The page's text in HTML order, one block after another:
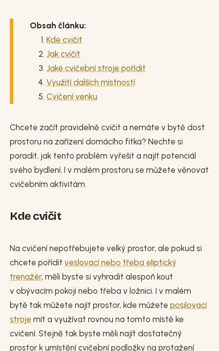
Obsah článku:
Kde cvičit
Jak cvičit
Jaké cvičební stroje pořídit
Využití dalších místností
Cvičení venku
Chcete začít pravidelně cvičit a nemáte v bytě dost
prostoru na zařízení domácího fitka? Nechte si
poradit, jak tento problém vyřešit a najít potenciál
svého bydlení. I v malém prostoru se můžete věnovat
cvičebním aktivitám.
Kde cvičit
Na cvičení nepotřebujete velký prostor, ale pokud si
chcete pořídit veslovací nebo třeba eliptický
trenažér, měli byste si vyhradit alespoň kout
v obývacím pokoji nebo třeba v ložnici. I v malém
bytě tak můžete najít prostor, kde můžete posilovací
stroje mít a využívat rovnou na tomto místě ke
cvičení. Stejně tak byste měli najít dostatečný
prostor k umístění cvičební podložky na protažení